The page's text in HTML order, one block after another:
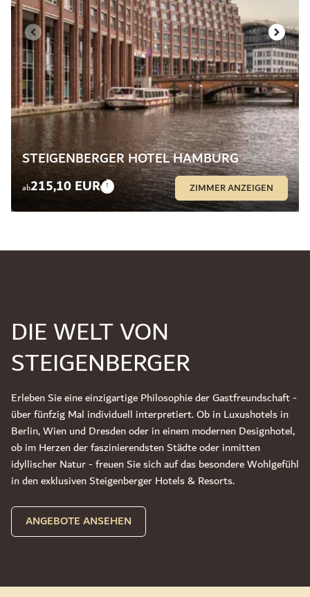
STEIGENBERGER HOTEL HAMBURG
ab215,10 EUR ZIMMER ANZEIGEN
DIE WELT VON
STEIGENBERGER
Erleben Sie eine einzigartige Philosophie der Gastfreundschaft -
über fünfzig Mal individuell interpretiert. Ob in Luxushotels in
Berlin, Wien und Dresden oder in einem modernen Designhotel,
ob im Herzen der faszinierendsten Städte oder inmitten
idyllischer Natur - freuen Sie sich auf das besondere Wohlgefühl
in den exklusiven Steigenberger Hotels & Resorts.
ANGEBOTE ANSEHEN